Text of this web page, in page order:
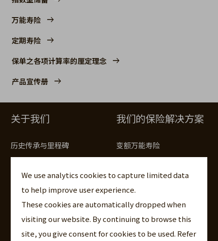
万能寿险
定期寿险
保单之各项计算率的厘定理念
产品宣传册
We use analytics cookies to capture limited data
to help improve user experience.
These cookies are automatically dropped when
visiting our website. By continuing to browse this
site, you give consent for cookies to be used. Refer
关于我们
历史传承与里程碑
（ESG）
全球保险集团
管理团队
我们的保险解决方案
变额万能寿险
指数型储蓄
定期寿险
保单之各项计算率的厘定理